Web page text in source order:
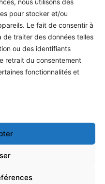
pour stocker et/ou
Le fait de consentir à
traiter des données telles
ou des identifiants
retrait du consentement
fonctionnalités et